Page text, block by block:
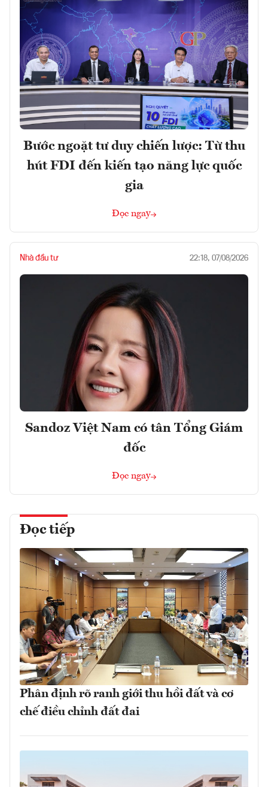
Bước ngoặt tư duy chiến lược: Từ thu
hút FDI đến kiến tạo năng lực quốc
gia
Đọc ngay
Nhà đầu tư 22:18, 07/08/2026
Sandoz Việt Nam có tân Tổng Giám
đốc
Đọc ngay
Đọc tiếp
Phân định rõ ranh giới thu hồi đất và cơ
chế điều chỉnh đất đai